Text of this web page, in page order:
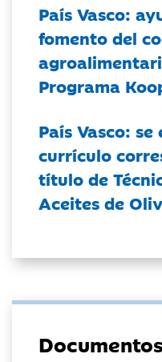
País Vasco:
fomento del
Programa
País Vasco:
currículo
título de
Aceites de
Documentos